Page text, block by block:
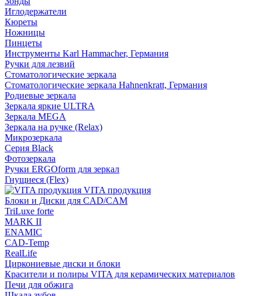
Иглодержатели
Кюреты
Ножницы
Пинцеты
Инструменты Karl Hammacher, Германия
Ручки для лезвий
Стоматологические зеркала
Стоматологические зеркала Hahnenkratt, Германия
Родиевые зеркала
Зеркала яркие ULTRA
Зеркала MEGA
Зеркала на ручке (Relax)
Микрозеркала
Серия Black
Фотозеркала
Ручки ERGOform для зеркал
Гнущиеся (Flex)
VITA продукция
Блоки и Диски для CAD/CAM
TriLuxe forte
MARK II
ENAMIC
CAD-Temp
RealLife
Циркониевые диски и блоки
Красители и полиры VITA для керамических материалов
Печи для обжига